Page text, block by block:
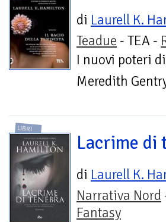
di Laurell K.
Teadue - TEA -
I nuovi poteri
Meredith
LIBRI
Lacrime di
di Laurell K.
Narrativa Nord
Fantasy